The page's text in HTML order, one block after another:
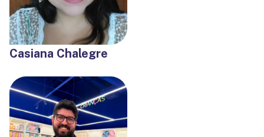
Casiana Chalegre